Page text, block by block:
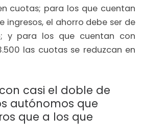
cuotas; para los que cuentan
ingresos, el ahorro debe ser de
y para los que cuentan con
las cuotas se reduzcan en
casi el doble de
autónomos que
que a los que